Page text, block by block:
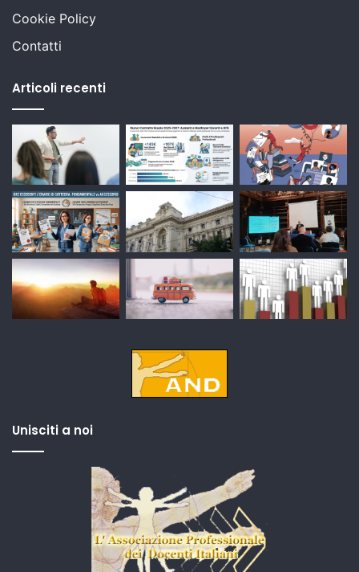
Cookie Policy
Contatti
Articoli recenti
Unisciti a noi